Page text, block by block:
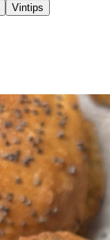
Vintips